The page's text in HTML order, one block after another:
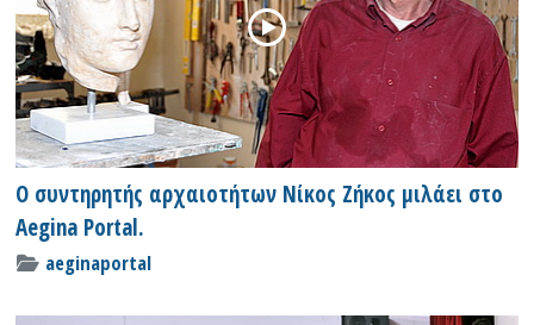
Ο συντηρητής αρχαιοτήτων Νίκος Ζήκος μιλάει στο
Aegina Portal.
aeginaportal